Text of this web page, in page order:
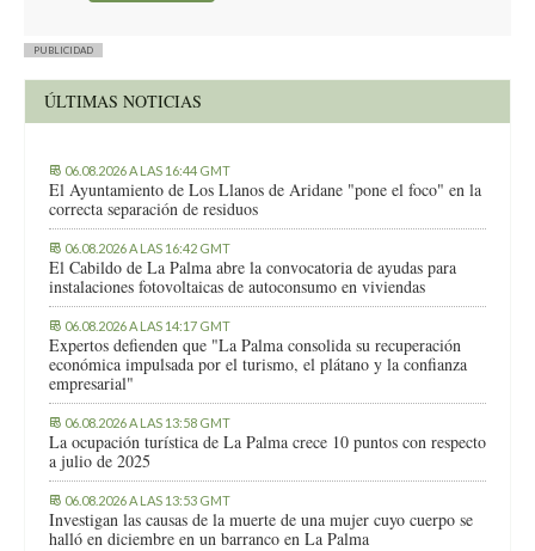
PUBLICIDAD
ÚLTIMAS NOTICIAS
06.08.2026 A LAS 16:44 GMT
El Ayuntamiento de Los Llanos de Aridane "pone el foco" en la
correcta separación de residuos
06.08.2026 A LAS 16:42 GMT
El Cabildo de La Palma abre la convocatoria de ayudas para
instalaciones fotovoltaicas de autoconsumo en viviendas
06.08.2026 A LAS 14:17 GMT
Expertos defienden que "La Palma consolida su recuperación
económica impulsada por el turismo, el plátano y la confianza
empresarial"
06.08.2026 A LAS 13:58 GMT
La ocupación turística de La Palma crece 10 puntos con respecto
a julio de 2025
06.08.2026 A LAS 13:53 GMT
Investigan las causas de la muerte de una mujer cuyo cuerpo se
halló en diciembre en un barranco en La Palma